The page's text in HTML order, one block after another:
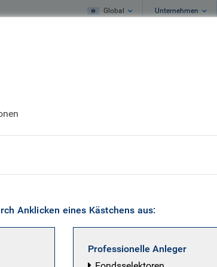
Global Unternehmen
Verhalten
Anklicken eines Kästchens aus:
Professionelle Anleger